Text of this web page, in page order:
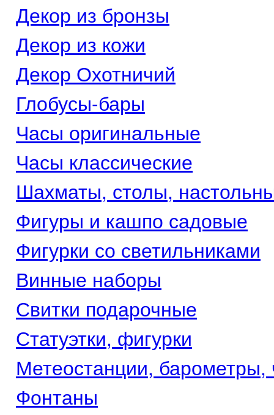
Декор из бронзы
Декор из кожи
Декор Охотничий
Глобусы-бары
Часы оригинальные
Часы классические
Шахматы, столы,
Фигуры и кашпо садовые
Фигурки со светильниками
Винные наборы
Свитки подарочные
Статуэтки, фигурки
Метеостанции, барометры,
Фонтаны